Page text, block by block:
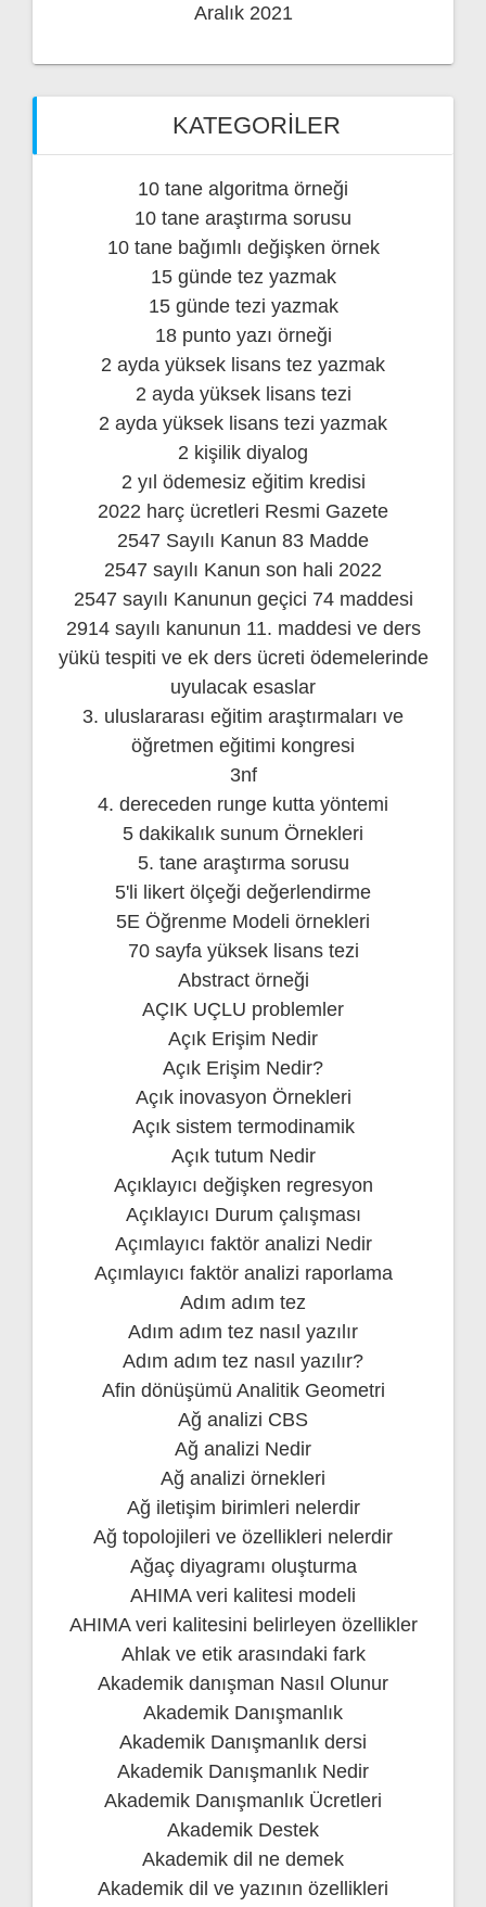
Aralık 2021
KATEGORILER
10 tane algoritma örneği
10 tane araştırma sorusu
10 tane bağımlı değişken örnek
15 günde tez yazmak
15 günde tezi yazmak
18 punto yazı örneği
2 ayda yüksek lisans tez yazmak
2 ayda yüksek lisans tezi
2 ayda yüksek lisans tezi yazmak
2 kişilik diyalog
2 yıl ödemesiz eğitim kredisi
2022 harç ücretleri Resmi Gazete
2547 Sayılı Kanun 83 Madde
2547 sayılı Kanun son hali 2022
2547 sayılı Kanunun geçici 74 maddesi
2914 sayılı kanunun 11. maddesi ve ders
yükü tespiti ve ek ders ücreti ödemelerinde
uyulacak esaslar
3. uluslararası eğitim araştırmaları ve
öğretmen eğitimi kongresi
3nf
4. dereceden runge kutta yöntemi
5 dakikalık sunum Örnekleri
5. tane araştırma sorusu
5'li likert ölçeği değerlendirme
5E Öğrenme Modeli örnekleri
70 sayfa yüksek lisans tezi
Abstract örneği
AÇIK UÇLU problemler
Açık Erişim Nedir
Açık Erişim Nedir?
Açık inovasyon Örnekleri
Açık sistem termodinamik
Açık tutum Nedir
Açıklayıcı değişken regresyon
Açıklayıcı Durum çalışması
Açımlayıcı faktör analizi Nedir
Açımlayıcı faktör analizi raporlama
Adım adım tez
Adım adım tez nasıl yazılır
Adım adım tez nasıl yazılır?
Afin dönüşümü Analitik Geometri
Ağ analizi CBS
Ağ analizi Nedir
Ağ analizi örnekleri
Ağ iletişim birimleri nelerdir
Ağ topolojileri ve özellikleri nelerdir
Ağaç diyagramı oluşturma
AHIMA veri kalitesi modeli
AHIMA veri kalitesini belirleyen özellikler
Ahlak ve etik arasındaki fark
Akademik danışman Nasıl Olunur
Akademik Danışmanlık
Akademik Danışmanlık dersi
Akademik Danışmanlık Nedir
Akademik Danışmanlık Ücretleri
Akademik Destek
Akademik dil ne demek
Akademik dil ve yazının özellikleri